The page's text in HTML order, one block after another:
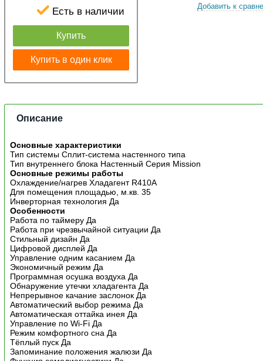
Есть в наличии
Купить
Купить в один клик
Добавить к
Описание
Основные характеристики
Тип системы Сплит-система настенного типа
Тип внутреннего блока Настенный Серия Mission
Основные режимы работы
Охлаждение/нагрев Хладагент R410A
Для помещения площадью, м.кв. 35
Инверторная технология Да
Особенности
Работа по таймеру Да
Работа при чрезвычайной ситуации Да
Стильный дизайн Да
Цифровой дисплей Да
Управление одним касанием Да
Экономичный режим Да
Программная осушка воздуха Да
Обнаружение утечки хладагента Да
Непрерывное качание заслонок Да
Автоматический выбор режима Да
Автоматическая оттайка инея Да
Управление по Wi-Fi Да
Режим комфортного сна Да
Тёплый пуск Да
Запоминание положения жалюзи Да